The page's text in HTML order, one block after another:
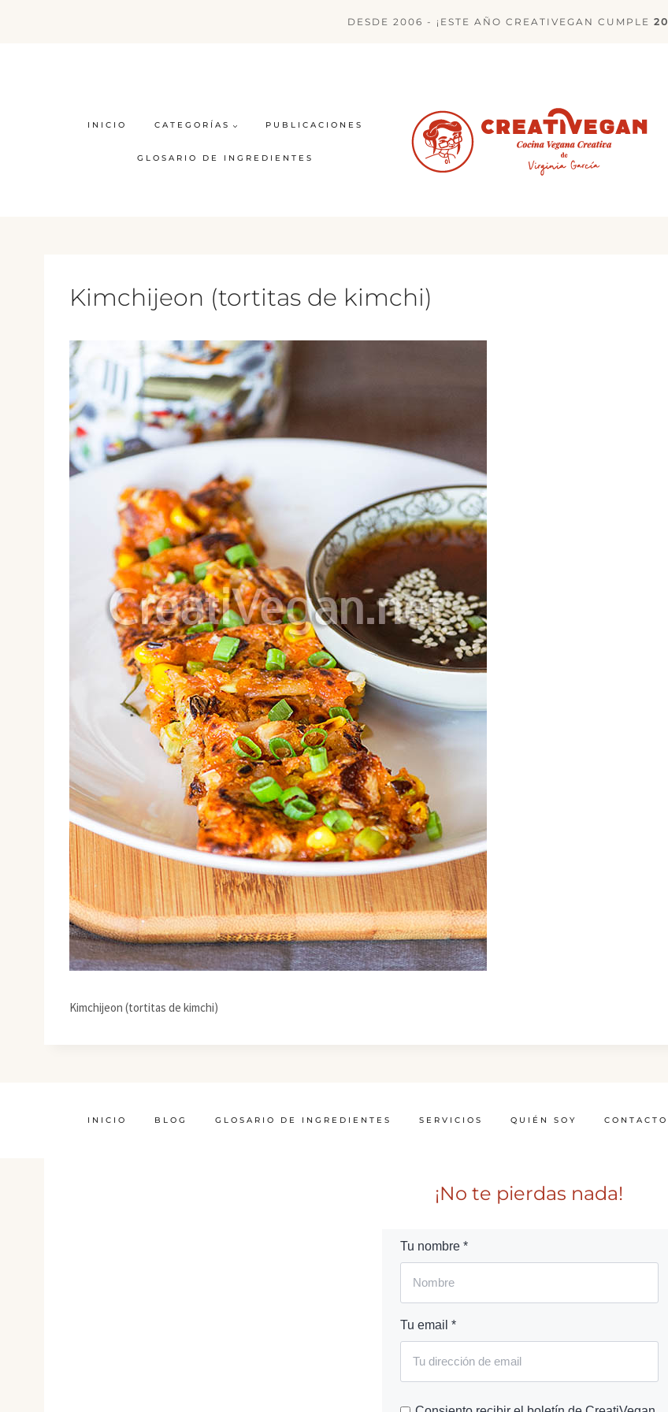
DESDE 2006 - ¡ESTE AÑO CREATIVEGAN CUMPLE 20
INICIO CATEGORÍAS PUBLICACIONES
GLOSARIO DE INGREDIENTES
Kimchijeon (tortitas de kimchi)
Kimchijeon (tortitas de kimchi)
INICIO BLOG GLOSARIO DE INGREDIENTES SERVICIOS QUIÉN SOY CONTACTO
¡No te pierdas nada!
Tu nombre *
Tu email *